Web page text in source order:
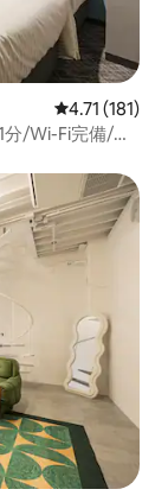
レビュー181
4.71 (181)
/Wi-Fi完備/コ